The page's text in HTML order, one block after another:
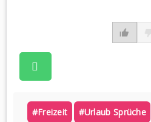
#freizeit #urlaub Sprüche